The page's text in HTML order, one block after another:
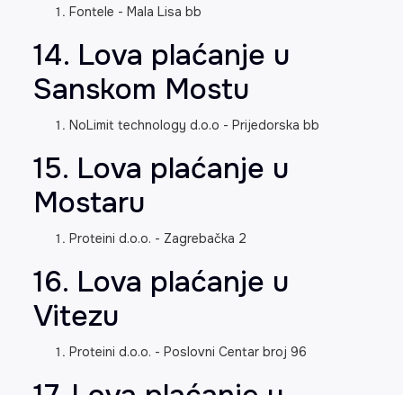
Fontele - Mala Lisa bb
14. Lova plaćanje u
Sanskom Mostu
NoLimit technology d.o.o - Prijedorska bb
15. Lova plaćanje u
Mostaru
Proteini d.o.o. - Zagrebačka 2
16. Lova plaćanje u
Vitezu
Proteini d.o.o. - Poslovni Centar broj 96